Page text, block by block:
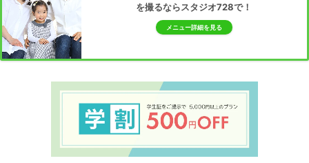
を撮るならスタジオ728で！
メニュー詳細を見る